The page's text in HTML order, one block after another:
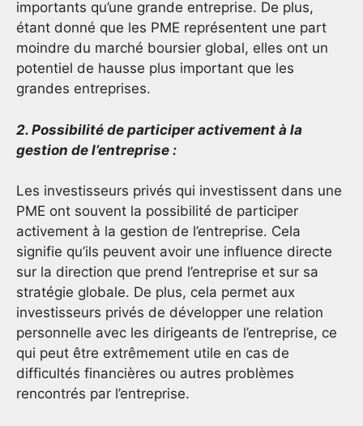
importants qu’une grande entreprise. De plus,
étant donné que les PME représentent une part
moindre du marché boursier global, elles ont un
potentiel de hausse plus important que les
grandes entreprises.
2. Possibilité de participer activement à la
gestion de l’entreprise :
Les investisseurs privés qui investissent dans une
PME ont souvent la possibilité de participer
activement à la gestion de l’entreprise. Cela
signifie qu’ils peuvent avoir une influence directe
sur la direction que prend l’entreprise et sur sa
stratégie globale. De plus, cela permet aux
investisseurs privés de développer une relation
personnelle avec les dirigeants de l’entreprise, ce
qui peut être extrêmement utile en cas de
difficultés financières ou autres problèmes
rencontrés par l’entreprise.